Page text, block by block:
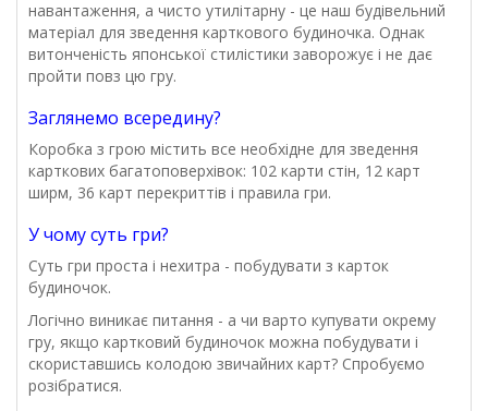
навантаження, а чисто утилітарну - це наш будівельний
матеріал для зведення карткового будиночка. Однак
витонченість японської стилістики заворожує і не дає
пройти повз цю гру.
Заглянемо всередину?
Коробка з грою містить все необхідне для зведення
карткових багатоповерхівок: 102 карти стін, 12 карт
ширм, 36 карт перекриттів і правила гри.
У чому суть гри?
Суть гри проста і нехитра - побудувати з карток
будиночок.
Логічно виникає питання - а чи варто купувати окрему
гру, якщо картковий будиночок можна побудувати і
скориставшись колодою звичайних карт? Спробуємо
розібратися.